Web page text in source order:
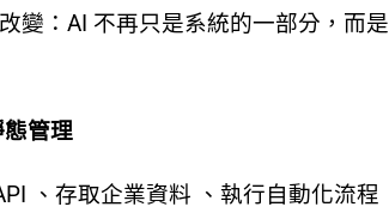
變：AI 不再只是系統的一部分，而
管理
、存取企業資料 、執行自動化流